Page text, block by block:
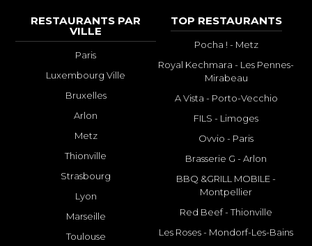
RESTAURANTS PAR
VILLE
Paris
Luxembourg Ville
Bruxelles
Arlon
Metz
Thionville
Strasbourg
Lyon
Marseille
Toulouse
TOP RESTAURANTS
Pocha ! - Metz
Royal Kechmara - Les Pennes-
Mirabeau
A Vista - Porto-Vecchio
FILS - Limoges
Ovvio - Paris
Brasserie G - Arlon
BBQ &GRILL MOBILE -
Montpellier
Red Beef - Thionville
Les Roses - Mondorf-Les-Bains